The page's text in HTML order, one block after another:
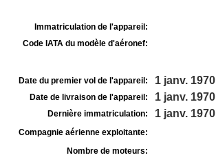
Immatriculation de l'appareil:
Code IATA du modèle d'aéronef:
Date du premier vol de l'appareil: 1 janv. 1970
Date de livraison de l'appareil: 1 janv. 1970
Dernière immatriculation: 1 janv. 1970
Compagnie aérienne exploitante:
Nombre de moteurs: